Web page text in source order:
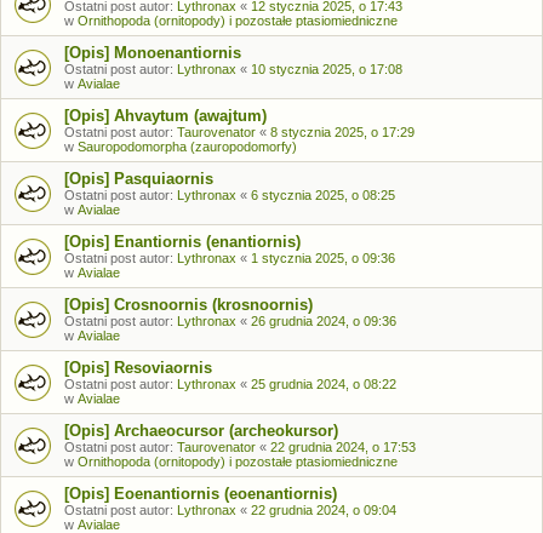
Ostatni post autor: Lythronax « 12 stycznia 2025, o 17:43
w Ornithopoda (ornitopody) i pozostałe ptasiomiedniczne
[Opis] Monoenantiornis
Ostatni post autor: Lythronax « 10 stycznia 2025, o 17:08
w Avialae
[Opis] Ahvaytum (awajtum)
Ostatni post autor: Taurovenator « 8 stycznia 2025, o 17:29
w Sauropodomorpha (zauropodomorfy)
[Opis] Pasquiaornis
Ostatni post autor: Lythronax « 6 stycznia 2025, o 08:25
w Avialae
[Opis] Enantiornis (enantiornis)
Ostatni post autor: Lythronax « 1 stycznia 2025, o 09:36
w Avialae
[Opis] Crosnoornis (krosnoornis)
Ostatni post autor: Lythronax « 26 grudnia 2024, o 09:36
w Avialae
[Opis] Resoviaornis
Ostatni post autor: Lythronax « 25 grudnia 2024, o 08:22
w Avialae
[Opis] Archaeocursor (archeokursor)
Ostatni post autor: Taurovenator « 22 grudnia 2024, o 17:53
w Ornithopoda (ornitopody) i pozostałe ptasiomiedniczne
[Opis] Eoenantiornis (eoenantiornis)
Ostatni post autor: Lythronax « 22 grudnia 2024, o 09:04
w Avialae